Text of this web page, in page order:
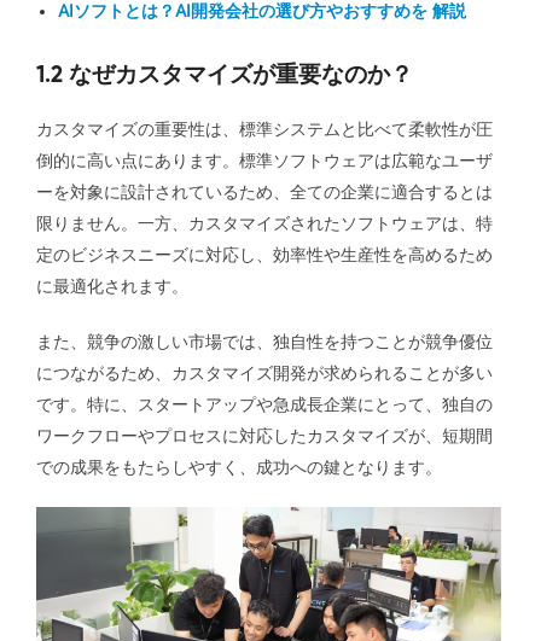
AIソフトとは？AI開発会社の選び方やおすすめを 解説
1.2 なぜカスタマイズが重要なのか？
カスタマイズの重要性は、標準システムと比べて柔軟性が圧
倒的に高い点にあります。標準ソフトウェアは広範なユーザ
ーを対象に設計されているため、全ての企業に適合するとは
限りません。一方、カスタマイズされたソフトウェアは、特
定のビジネスニーズに対応し、効率性や生産性を高めるため
に最適化されます。
また、競争の激しい市場では、独自性を持つことが競争優位
につながるため、カスタマイズ開発が求められることが多い
です。特に、スタートアップや急成長企業にとって、独自の
ワークフローやプロセスに対応したカスタマイズが、短期間
での成果をもたらしやすく、成功への鍵となります。